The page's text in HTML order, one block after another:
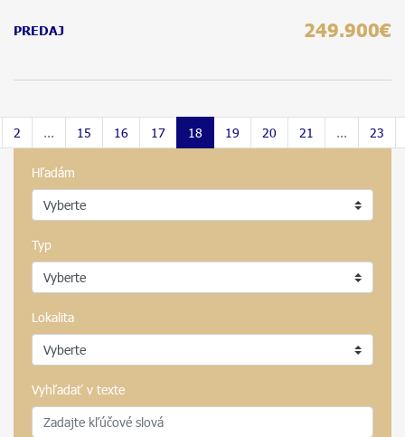
PREDAJ 249.900€
2 ... 15 16 17 18 19 20 21 ... 23
Hľadám
Typ
Lokalita
Vyhľadať v texte